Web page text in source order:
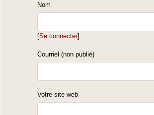
Nom
[Se connecter]
Courriel (non publié)
Votre site web